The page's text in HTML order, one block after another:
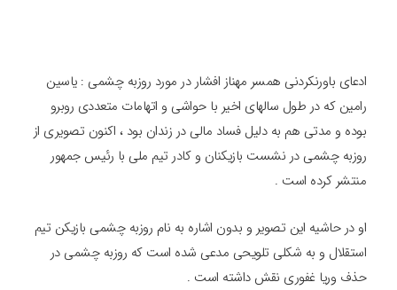
ادعای باورنکردنی همسر مهناز افشار در مورد روزبه چشمی : یاسین
رامین که در طول سالهای اخیر با حواشی و اتهامات متعددی روبرو
بوده و مدتی هم به دلیل فساد مالی در زندان بود ، اکنون تصویری از
روزبه چشمی در نشست بازیکنان و کادر تیم ملی با رئیس جمهور
منتشر کرده است .
او در حاشیه این تصویر و بدون اشاره به نام روزبه چشمی بازیکن تیم
استقلال و به شکلی تلویحی مدعی شده است که روزبه چشمی در
حذف وریا غفوری نقش داشته است .